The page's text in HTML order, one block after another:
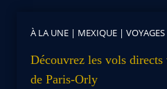
À LA UNE | MEXIQUE | VOYAGES
Découvrez les vols directs
de Paris-Orly